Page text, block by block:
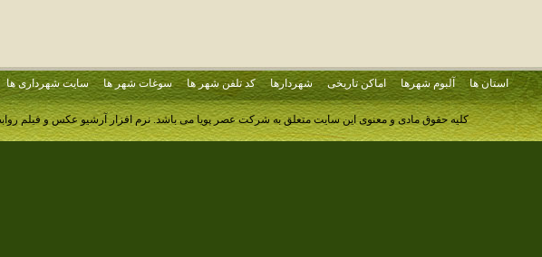
استان ها آلبوم شهرها اماکن تاریخی شهردارها کد تلفن شهر ها سوغات شهر ها سایت شهرداری ها
کلیه حقوق مادی و معنوی این سایت متعلق به شرکت عصر پویا می باشد.نرم افزار آرشیو عکس و فیلم